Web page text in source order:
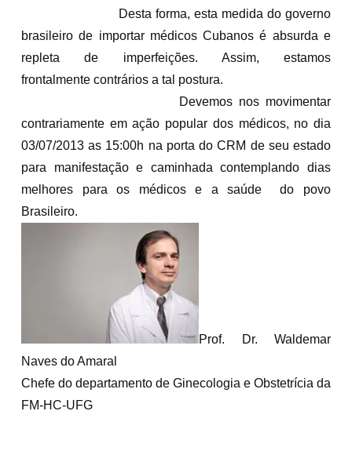
Desta forma, esta medida do governo
brasileiro de importar médicos Cubanos é absurda e
repleta de imperfeições. Assim, estamos
frontalmente contrários a tal postura.
Devemos nos movimentar
contrariamente em ação popular dos médicos, no dia
03/07/2013 as 15:00h na porta do CRM de seu estado
para manifestação e caminhada contemplando dias
melhores para os médicos e a saúde do povo
Brasileiro.
Prof. Dr. Waldemar
Naves do Amaral
Chefe do departamento de Ginecologia e Obstetrícia da
FM-HC-UFG